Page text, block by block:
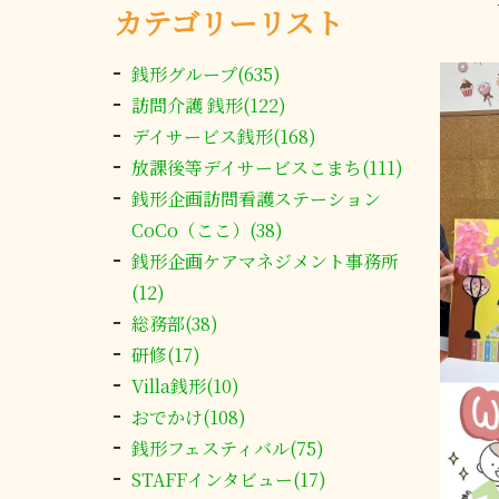
カテゴリーリスト
銭形グループ(635)
訪問介護 銭形(122)
デイサービス銭形(168)
放課後等デイサービスこまち(111)
銭形企画訪問看護ステーション
CoCo（ここ）(38)
銭形企画ケアマネジメント事務所
(12)
総務部(38)
研修(17)
Villa銭形(10)
おでかけ(108)
銭形フェスティバル(75)
STAFFインタビュー(17)